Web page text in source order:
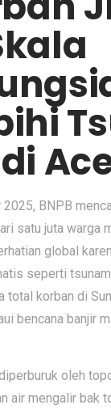
BNPB
satu juta warga
global
seperti
total korban di
bencana banjir
oleh
air mengalir bak